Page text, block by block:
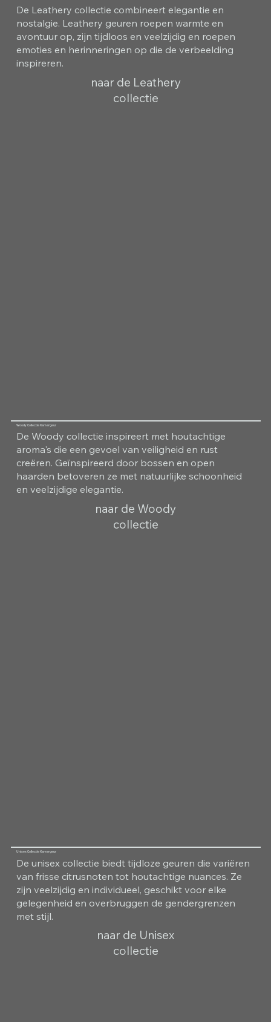
De Leathery collectie combineert elegantie en
nostalgie. Leathery geuren roepen warmte en
avontuur op, zijn tijdloos en veelzijdig en roepen
emoties en herinneringen op die de verbeelding
inspireren.
naar de Leathery
collectie
Woody Collectie Kamergeur
De Woody collectie inspireert met houtachtige
aroma's die een gevoel van veiligheid en rust
creëren. Geïnspireerd door bossen en open
haarden betoveren ze met natuurlijke schoonheid
en veelzijdige elegantie.
naar de Woody
collectie
Unisex Collectie Kamergeur
De unisex collectie biedt tijdloze geuren die variëren
van frisse citrusnoten tot houtachtige nuances. Ze
zijn veelzijdig en individueel, geschikt voor elke
gelegenheid en overbruggen de gendergrenzen
met stijl.
naar de Unisex
collectie